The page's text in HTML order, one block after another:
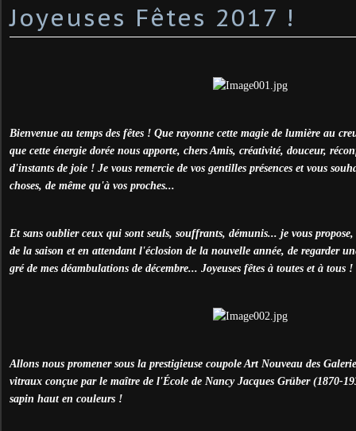
Joyeuses Fêtes 2017 !
Bienvenue au temps des fêtes ! Que rayonne cette magie de lumière au
que cette énergie dorée nous apporte, chers Amis, créativité, douceur,
d'instants de joie ! Je vous remercie de vos gentilles présences et vous
choses, de même qu'à vos proches...
Et sans oublier ceux qui sont seuls, souffrants, démunis... je vous
de la saison et en attendant l'éclosion de la nouvelle année, de regarder
gré de mes déambulations de décembre... Joyeuses fêtes à toutes et à tous !
Allons nous promener sous la prestigieuse coupole Art Nouveau des
vitraux conçue par le maître de l'École de Nancy Jacques Grüber (1870-
sapin haut en couleurs !